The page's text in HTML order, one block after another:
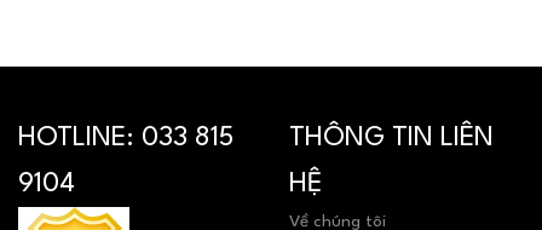
HOTLINE: 033 815
9104
THÔNG TIN LIÊN
HỆ
Về chúng tôi